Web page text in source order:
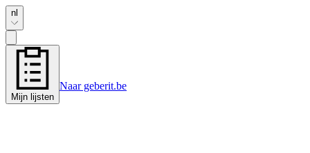
nl
Mijn lijsten
Naar geberit.be